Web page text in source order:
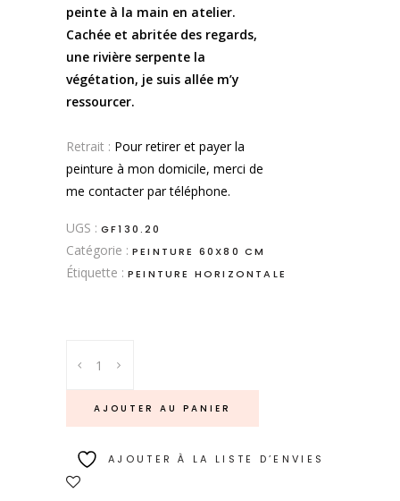
peinte à la main en atelier.
Cachée et abritée des regards,
une rivière serpente la
végétation, je suis allée m’y
ressourcer.
Retrait : Pour retirer et payer la
peinture à mon domicile, merci de
me contacter par téléphone.
UGS : GF130.20
Catégorie : PEINTURE 60X80 CM
Étiquette : PEINTURE HORIZONTALE
loin
quantity
AJOUTER AU PANIER
AJOUTER À LA LISTE D’ENVIES